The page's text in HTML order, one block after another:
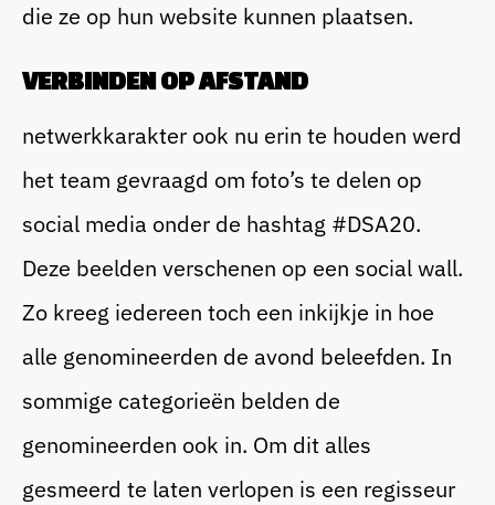
die ze op hun website kunnen plaatsen.
VERBINDEN OP AFSTAND
netwerkkarakter ook nu erin te houden werd
het team gevraagd om foto’s te delen op
social media onder de hashtag #DSA20.
Deze beelden verschenen op een social wall.
Zo kreeg iedereen toch een inkijkje in hoe
alle genomineerden de avond beleefden. In
sommige categorieën belden de
genomineerden ook in. Om dit alles
gesmeerd te laten verlopen is een regisseur